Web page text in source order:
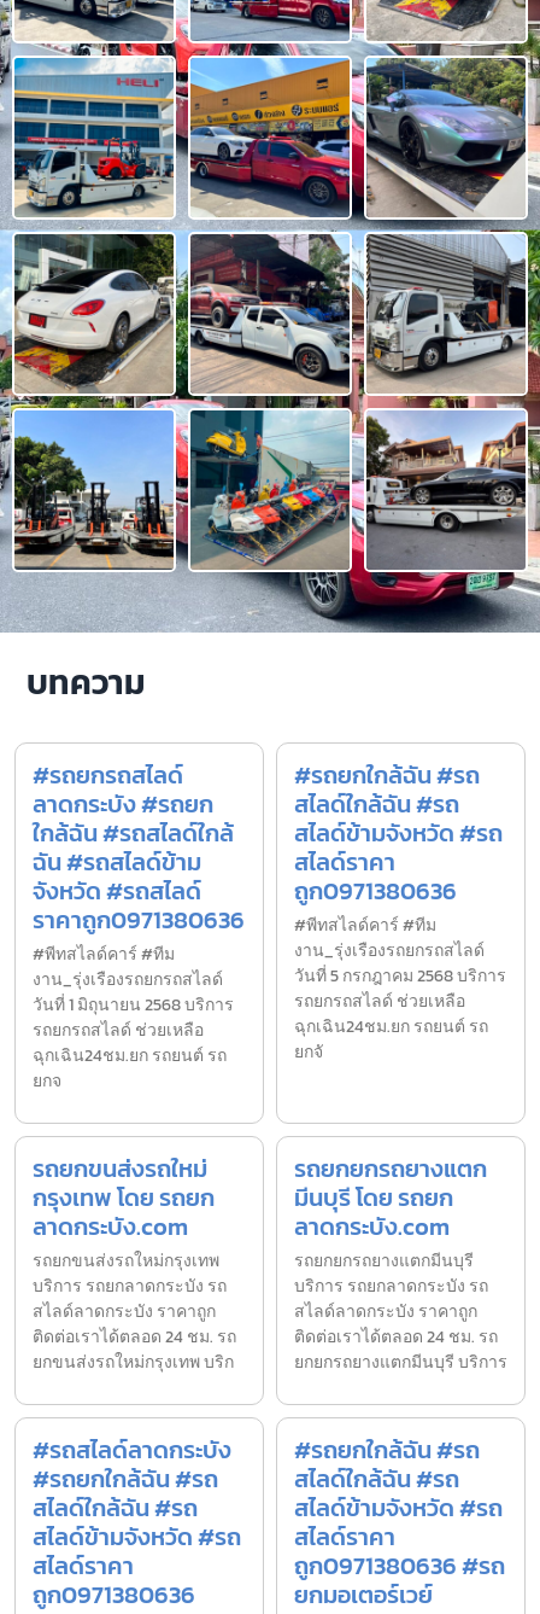
บทความ
#รถยกรถสไลด์
ลาดกระบัง #รถยก
ใกล้ฉัน #รถสไลด์ใกล้
ฉัน #รถสไลด์ข้าม
จังหวัด #รถสไลด์
ราคาถูก0971380636
#พีทสไลด์คาร์ #ทีม
งาน_รุ่งเรืองรถยกรถสไลด์
วันที่ 1 มิถุนายน 2568 บริการ
รถยกรถสไลด์ ช่วยเหลือ
ฉุกเฉิน24ชม.ยก รถยนต์ รถ
ยกจ
#รถยกใกล้ฉัน #รถ
สไลด์ใกล้ฉัน #รถ
สไลด์ข้ามจังหวัด #รถ
สไลด์ราคา
ถูก0971380636
#พีทสไลด์คาร์ #ทีม
งาน_รุ่งเรืองรถยกรถสไลด์
วันที่ 5 กรกฎาคม 2568 บริการ
รถยกรถสไลด์ ช่วยเหลือ
ฉุกเฉิน24ชม.ยก รถยนต์ รถ
ยกจั
รถยกขนส่งรถใหม่
กรุงเทพ โดย รถยก
ลาดกระบัง.com
รถยกขนส่งรถใหม่กรุงเทพ
บริการ รถยกลาดกระบัง รถ
สไลด์ลาดกระบัง ราคาถูก
ติดต่อเราได้ตลอด 24 ชม. รถ
ยกขนส่งรถใหม่กรุงเทพ บริก
รถยกยกรถยางแตก
มีนบุรี โดย รถยก
ลาดกระบัง.com
รถยกยกรถยางแตกมีนบุรี
บริการ รถยกลาดกระบัง รถ
สไลด์ลาดกระบัง ราคาถูก
ติดต่อเราได้ตลอด 24 ชม. รถ
ยกยกรถยางแตกมีนบุรี บริการ
#รถสไลด์ลาดกระบัง
#รถยกใกล้ฉัน #รถ
สไลด์ใกล้ฉัน #รถ
สไลด์ข้ามจังหวัด #รถ
สไลด์ราคา
ถูก0971380636
#รถยกใกล้ฉัน #รถ
สไลด์ใกล้ฉัน #รถ
สไลด์ข้ามจังหวัด #รถ
สไลด์ราคา
ถูก0971380636 #รถ
ยกมอเตอร์เวย์